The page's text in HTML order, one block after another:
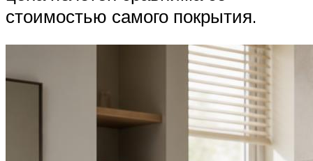
стоимостью самого покрытия.